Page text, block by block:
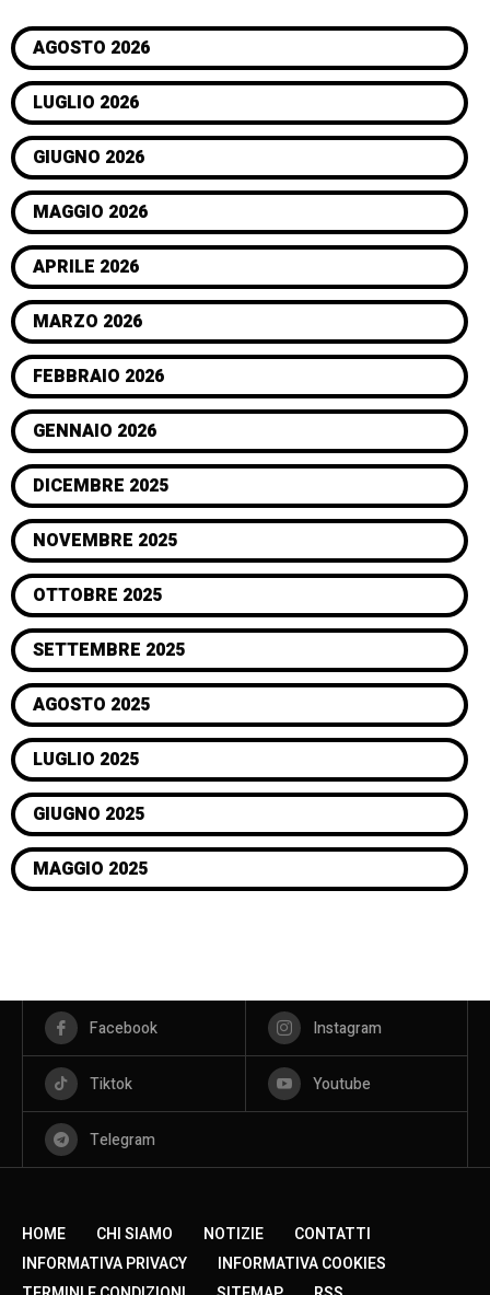
AGOSTO 2026
LUGLIO 2026
GIUGNO 2026
MAGGIO 2026
APRILE 2026
MARZO 2026
FEBBRAIO 2026
GENNAIO 2026
DICEMBRE 2025
NOVEMBRE 2025
OTTOBRE 2025
SETTEMBRE 2025
AGOSTO 2025
LUGLIO 2025
GIUGNO 2025
MAGGIO 2025
Facebook Instagram
Tiktok Youtube
Telegram
HOME CHI SIAMO NOTIZIE
CONTATTI
INFORMATIVA PRIVACY
INFORMATIVA COOKIES